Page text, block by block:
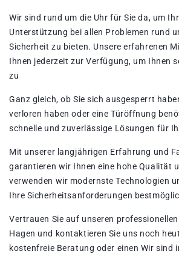
Wir sind rund um die Uhr für Sie da, um
Unterstützung bei allen Problemen rund
Sicherheit zu bieten. Unsere erfahrenen
Ihnen jederzeit zur Verfügung, um Ihnen
zu
Ganz gleich, ob Sie sich ausgesperrt
verloren haben oder eine Türöffnung
schnelle und zuverlässige Lösungen für
Mit unserer langjährigen Erfahrung und
garantieren wir Ihnen eine hohe Qualität
verwenden wir modernste Technologien
Ihre Sicherheitsanforderungen
Vertrauen Sie auf unseren
Hagen und kontaktieren Sie uns noch
kostenfreie Beratung oder einen Wir sind